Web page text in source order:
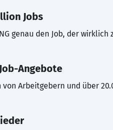
Jobs
genau den Job, der wirklich
Angebote
von Arbeitgebern und über